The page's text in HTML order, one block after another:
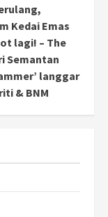
Kedai Emas
lagi! – The
Semantan
langgar
& BNM